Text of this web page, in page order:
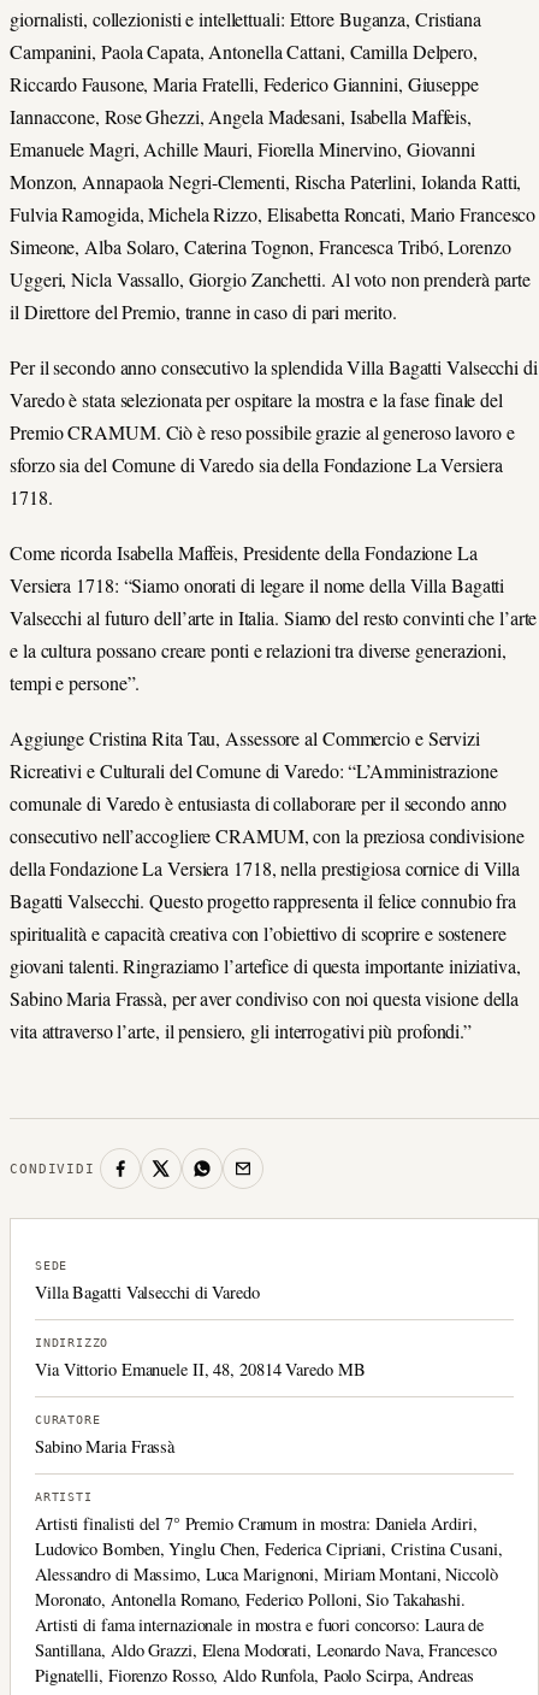
giornalisti, collezionisti e intellettuali: Ettore Buganza, Cristiana
Campanini, Paola Capata, Antonella Cattani, Camilla Delpero,
Riccardo Fausone, Maria Fratelli, Federico Giannini, Giuseppe
Iannaccone, Rose Ghezzi, Angela Madesani, Isabella Maffeis,
Emanuele Magri, Achille Mauri, Fiorella Minervino, Giovanni
Monzon, Annapaola Negri-Clementi, Rischa Paterlini, Iolanda Ratti,
Fulvia Ramogida, Michela Rizzo, Elisabetta Roncati, Mario Francesco
Simeone, Alba Solaro, Caterina Tognon, Francesca Tribó, Lorenzo
Uggeri, Nicla Vassallo, Giorgio Zanchetti. Al voto non prenderà parte
il Direttore del Premio, tranne in caso di pari merito.
Per il secondo anno consecutivo la splendida Villa Bagatti Valsecchi di
Varedo è stata selezionata per ospitare la mostra e la fase finale del
Premio CRAMUM. Ciò è reso possibile grazie al generoso lavoro e
sforzo sia del Comune di Varedo sia della Fondazione La Versiera
1718.
Come ricorda Isabella Maffeis, Presidente della Fondazione La
Versiera 1718: “Siamo onorati di legare il nome della Villa Bagatti
Valsecchi al futuro dell’arte in Italia. Siamo del resto convinti che l’arte
e la cultura possano creare ponti e relazioni tra diverse generazioni,
tempi e persone”.
Aggiunge Cristina Rita Tau, Assessore al Commercio e Servizi
Ricreativi e Culturali del Comune di Varedo: “L’Amministrazione
comunale di Varedo è entusiasta di collaborare per il secondo anno
consecutivo nell’accogliere CRAMUM, con la preziosa condivisione
della Fondazione La Versiera 1718, nella prestigiosa cornice di Villa
Bagatti Valsecchi. Questo progetto rappresenta il felice connubio fra
spiritualità e capacità creativa con l’obiettivo di scoprire e sostenere
giovani talenti. Ringraziamo l’artefice di questa importante iniziativa,
Sabino Maria Frassà, per aver condiviso con noi questa visione della
vita attraverso l’arte, il pensiero, gli interrogativi più profondi.”
CONDIVIDI
SEDE
Villa Bagatti Valsecchi di Varedo
INDIRIZZO
Via Vittorio Emanuele II, 48, 20814 Varedo MB
CURATORE
Sabino Maria Frassà
ARTISTI
Artisti finalisti del 7° Premio Cramum in mostra: Daniela Ardiri,
Ludovico Bomben, Yinglu Chen, Federica Cipriani, Cristina Cusani,
Alessandro di Massimo, Luca Marignoni, Miriam Montani, Niccolò
Moronato, Antonella Romano, Federico Polloni, Sio Takahashi.
Artisti di fama internazionale in mostra e fuori concorso: Laura de
Santillana, Aldo Grazzi, Elena Modorati, Leonardo Nava, Francesco
Pignatelli, Fiorenzo Rosso, Aldo Runfola, Paolo Scirpa, Andreas